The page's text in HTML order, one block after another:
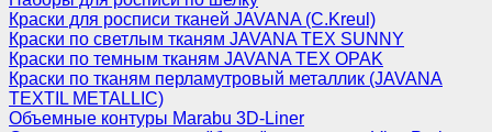
Краски для росписи тканей JAVANA (C.Kreul)
Краски по светлым тканям JAVANA TEX SUNNY
Краски по темным тканям JAVANA TEX OPAK
Краски по тканям перламутровый металлик (JAVANA
TEXTIL METALLIC)
Объемные контуры Marabu 3D-Liner